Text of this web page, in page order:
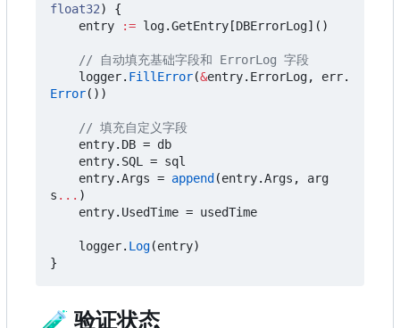
float32)
{
entry
:= log.GetEntry [DBErrorLog]()
// 自动填充基础字段和 ErrorLog 字段
logger. FillError(&entry. ErrorLog, err.
Error())
// 填充自定义字段
entry. DB = db
entry. SQL = sql
entry.Args = append (entry.Args ,
arg
s ... )
entry. UsedTime = usedTime
logger. Log(entry)
}
验证状态